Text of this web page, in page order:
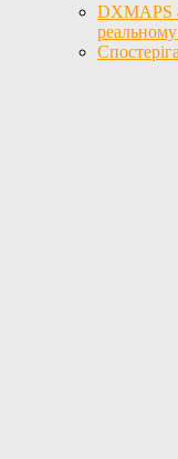
DXMAPS
реальному